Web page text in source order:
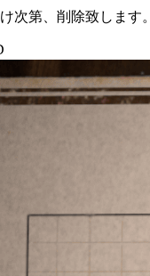
次第、削除致します。